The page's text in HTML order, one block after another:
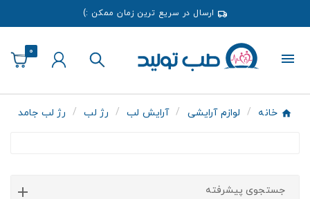
ارسال در سریع ترین زمان ممکن :)
0
خانه لوازم آرایشی آرایش لب رژ لب رژ لب جامد
جستجوی پیشرفته